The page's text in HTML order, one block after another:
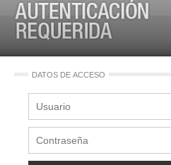
DATOS DE ACCESO